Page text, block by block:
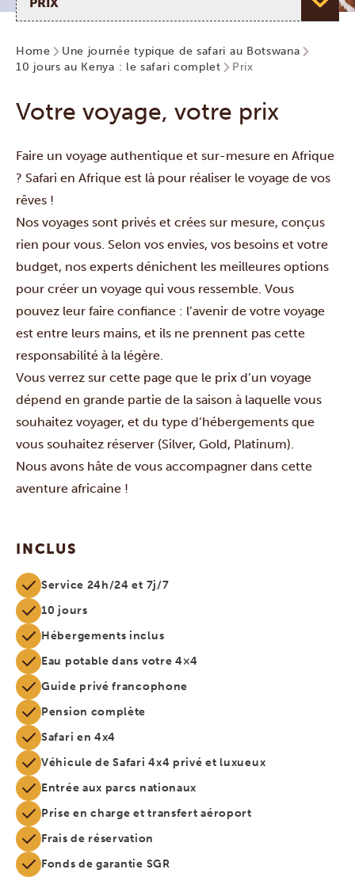
Home
Une journée typique de safari au Botswana
10 jours au Kenya : le safari complet
Prix
Votre voyage, votre prix
Faire un voyage authentique et sur-mesure en Afrique
? Safari en Afrique est là pour réaliser le voyage de vos
rêves !
Nos voyages sont privés et crées sur mesure, conçus
rien pour vous. Selon vos envies, vos besoins et votre
budget, nos experts dénichent les meilleures options
pour créer un voyage qui vous ressemble. Vous
pouvez leur faire confiance : l’avenir de votre voyage
est entre leurs mains, et ils ne prennent pas cette
responsabilité à la légère.
Vous verrez sur cette page que le prix d’un voyage
dépend en grande partie de la saison à laquelle vous
souhaitez voyager, et du type d’hébergements que
vous souhaitez réserver (Silver, Gold, Platinum).
Nous avons hâte de vous accompagner dans cette
aventure africaine !
INCLUS
Service 24h/24 et 7j/7
10 jours
Hébergements inclus
Eau potable dans votre 4×4
Guide privé francophone
Pension complète
Safari en 4x4
Véhicule de Safari 4x4 privé et luxueux
Entrée aux parcs nationaux
Prise en charge et transfert aéroport
Frais de réservation
Fonds de garantie SGR